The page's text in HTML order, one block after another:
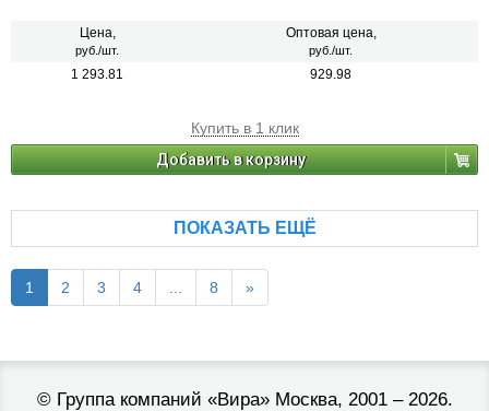
Цена,
руб./шт.
Оптовая цена,
руб./шт.
1 293.81 929.98
Купить в 1 клик
Добавить в корзину
ПОКАЗАТЬ ЕЩЁ
1 2 3 4 ... 8 »
© Группа компаний «Вира»Москва, 2001 – 2026.